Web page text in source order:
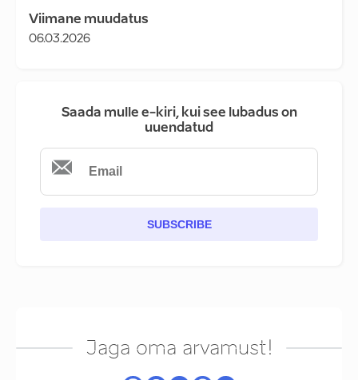
Viimane muudatus
06.03.2026
Saada mulle e-kiri, kui see lubadus on
uuendatud
SUBSCRIBE
Jaga oma arvamust!